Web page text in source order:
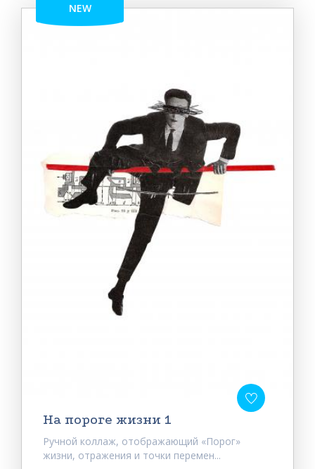
NEW
На пороге жизни 1
Ручной коллаж, отображающий «Порог»
жизни, отражения и точки перемен...